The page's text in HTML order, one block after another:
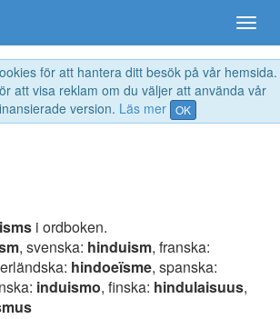
för att hantera ditt besök på vår hemsida.
att visa reklam om du väljer att använda vår
version. Läs mer OK
i ordboken.
, svenska: hinduism, franska:
hindoeïsme, spanska:
induismo, finska: hindulaisuus,